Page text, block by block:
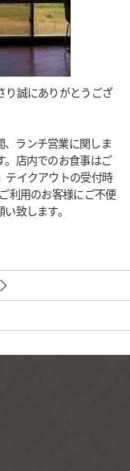
り誠にありがとうござ
ランチ営業に関しま
。店内でのお食事はご
テイクアウトの受付時
利用のお客様にご不便
致します。